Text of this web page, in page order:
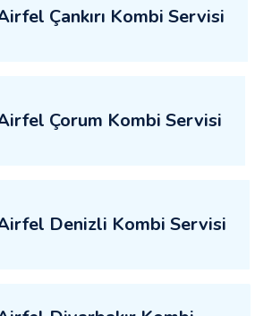
Çankırı Kombi Servisi
Çorum Kombi Servisi
Denizli Kombi Servisi